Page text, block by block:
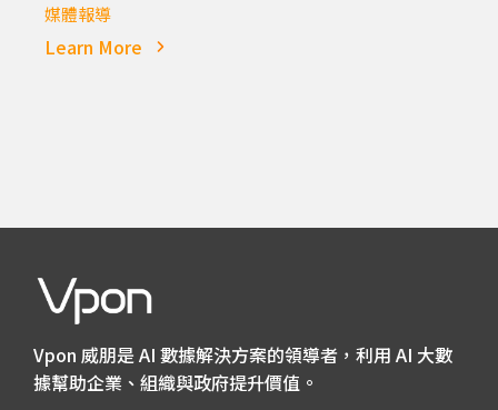
媒體報導
Learn More
Vpon 威朋是 AI 數據解決方案的領導者，利用 AI 大數
據幫助企業、組織與政府提升價值。